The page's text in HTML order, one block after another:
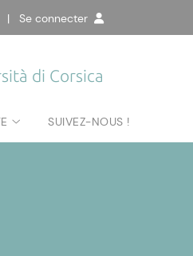
| Se connecter
di Corsica
SUIVEZ-NOUS !